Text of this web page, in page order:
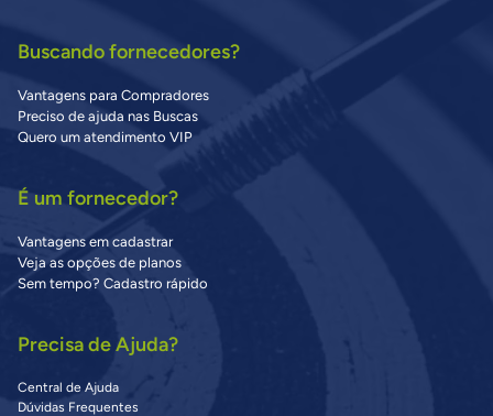
Buscando fornecedores?
Vantagens para Compradores
Preciso de ajuda nas Buscas
Quero um atendimento VIP
É um fornecedor?
Vantagens em cadastrar
Veja as opções de planos
Sem tempo? Cadastro rápido
Precisa de Ajuda?
Central de Ajuda
Dúvidas Frequentes